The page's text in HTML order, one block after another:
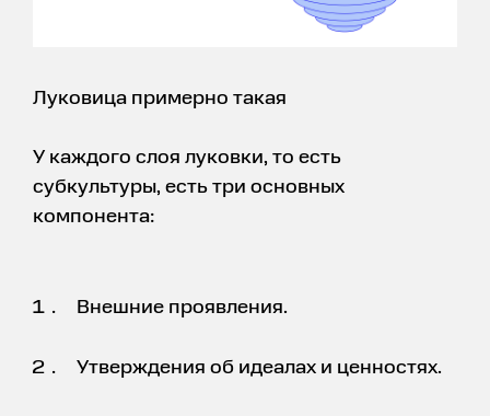
Луковица примерно такая
У каждого слоя луковки, то есть
субкультуры, есть три основных
компонента:
Внешние проявления.
Утверждения об идеалах и ценностях.